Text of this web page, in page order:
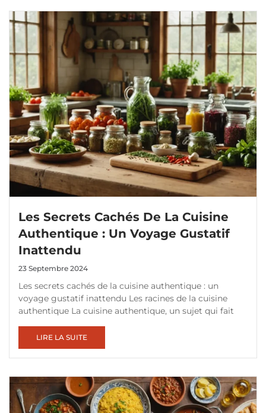
Les Secrets Cachés De La Cuisine
Authentique : Un Voyage Gustatif
Inattendu
23 Septembre 2024
Les secrets cachés de la cuisine authentique : un
voyage gustatif inattendu Les racines de la cuisine
authentique La cuisine authentique, un sujet qui fait
LIRE LA SUITE